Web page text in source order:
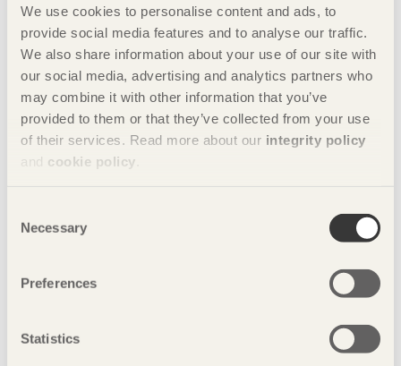
We use cookies to personalise content and ads, to
provide social media features and to analyse our traffic.
We also share information about your use of our site with
our social media, advertising and analytics partners who
may combine it with other information that you’ve
provided to them or that they’ve collected from your use
of their services. Read more about our integrity policy
and cookie policy
Selection
Necessary
Preferences
Statistics
eller golv- och altanbjälkar i konstruktionsvirke, limträ eller
lättbalkar.
Nyckelord
altan bygg i trä furu inredning
johan fröbel
trall